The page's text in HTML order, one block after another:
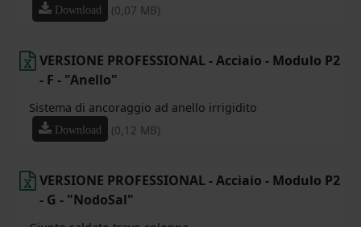
Download (0,07 MB)
VERSIONE PROFESSIONAL - Acciaio - Modulo P2
- F - "Anello"
Sistema di ancoraggio ad anello irrigidito
Download (0,12 MB)
VERSIONE PROFESSIONAL - Acciaio - Modulo P2
- G - "NodoSal"